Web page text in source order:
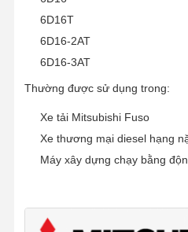
6D16T
6D16-2AT
6D16-3AT
Thường được sử dụng trong:
Xe tải Mitsubishi Fuso
Xe thương mại diesel hạng
Máy xây dựng chạy bằng